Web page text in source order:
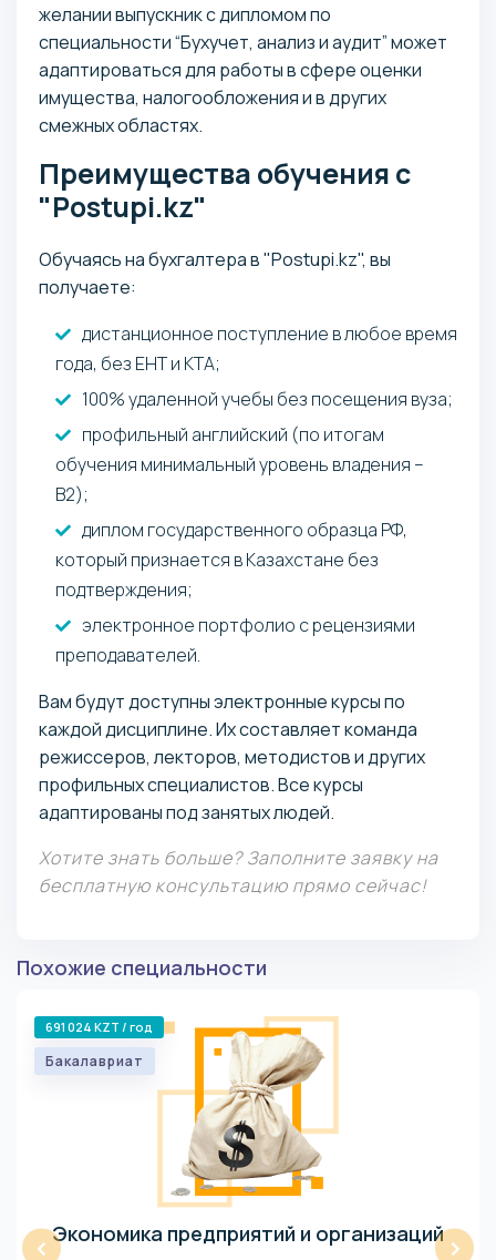
желании выпускник с дипломом по
специальности “Бухучет, анализ и аудит” может
адаптироваться для работы в сфере оценки
имущества, налогообложения и в других
смежных областях.
Преимущества обучения с
"Postupi.kz"
Обучаясь на бухгалтера в "Postupi.kz", вы
получаете:
дистанционное поступление в любое время
года, без ЕНТ и КТА;
100% удаленной учебы без посещения вуза;
профильный английский (по итогам
обучения минимальный уровень владения –
B2);
диплом государственного образца РФ,
который признается в Казахстане без
подтверждения;
электронное портфолио с рецензиями
преподавателей.
Вам будут доступны электронные курсы по
каждой дисциплине. Их составляет команда
режиссеров, лекторов, методистов и других
профильных специалистов. Все курсы
адаптированы под занятых людей.
Хотите знать больше? Заполните заявку на
бесплатную консультацию прямо сейчас!
Похожие специальности
‹
691 024 KZT / год
Бакалавриат
Экономика предприятий и организаций ›